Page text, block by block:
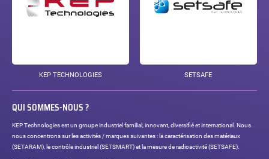
KEP TECHNOLOGIES SETSAFE
QUI SOMMES-NOUS ?
KEP Technologies est un groupe industriel familial, innovant, diversifié et international. Nous
nous concentrons sur les activités / marques suivantes : la caractérisation des matériaux
(SETARAM), le contrôle industriel (SETSMART) et la mesure de radioactivité (SETSAFE).